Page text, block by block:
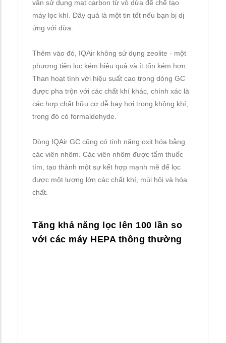
vẫn sử dụng mạt carbon từ vỏ dừa để chế tạo
máy lọc khí. Đây quả là một tin tốt nếu bạn bị dị
ứng với dừa.
Thêm vào đó, IQAir không sử dụng zeolite - một
phương tiện lọc kém hiệu quả và ít tốn kém hơn.
Than hoạt tính với hiệu suất cao trong dòng GC
được pha trộn với các chất khí khác, chính xác là
các hợp chất hữu cơ dễ bay hơi trong không khí,
trong đó có formaldehyde.
Dòng IQAir GC cũng có tính năng oxit hóa bằng
các viên nhôm. Các viên nhôm được tẩm thuốc
tím, tạo thành một sự kết hợp mạnh mẽ để lọc
được một lượng lớn các chất khí, mùi hôi và hóa
chất.
Tăng khả năng lọc lên 100 lần so
với các máy HEPA thông thường